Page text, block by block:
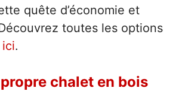
quête d’économie et
toutes les options
ici.
chalet en bois